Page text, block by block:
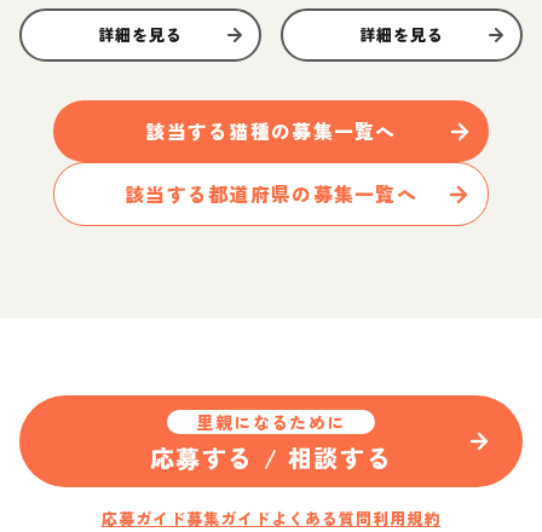
詳細を見る 詳細を見る
該当する 猫種の募集一覧へ
該当する都道府県の募集一覧へ
里親になるために
応募する / 相談する
応募ガイド募集ガイド よくある質問利用規約